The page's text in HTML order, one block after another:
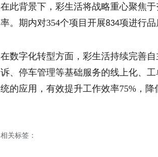
在此背景下，彩生活将战略重心聚焦
率。 期内对354个项目开展834项进行
在数字化转型方面，彩生活持续完善
诉、停车管理等基础服务的线上化、
统的应用，有效提升工作效率75%，降
相关标签：